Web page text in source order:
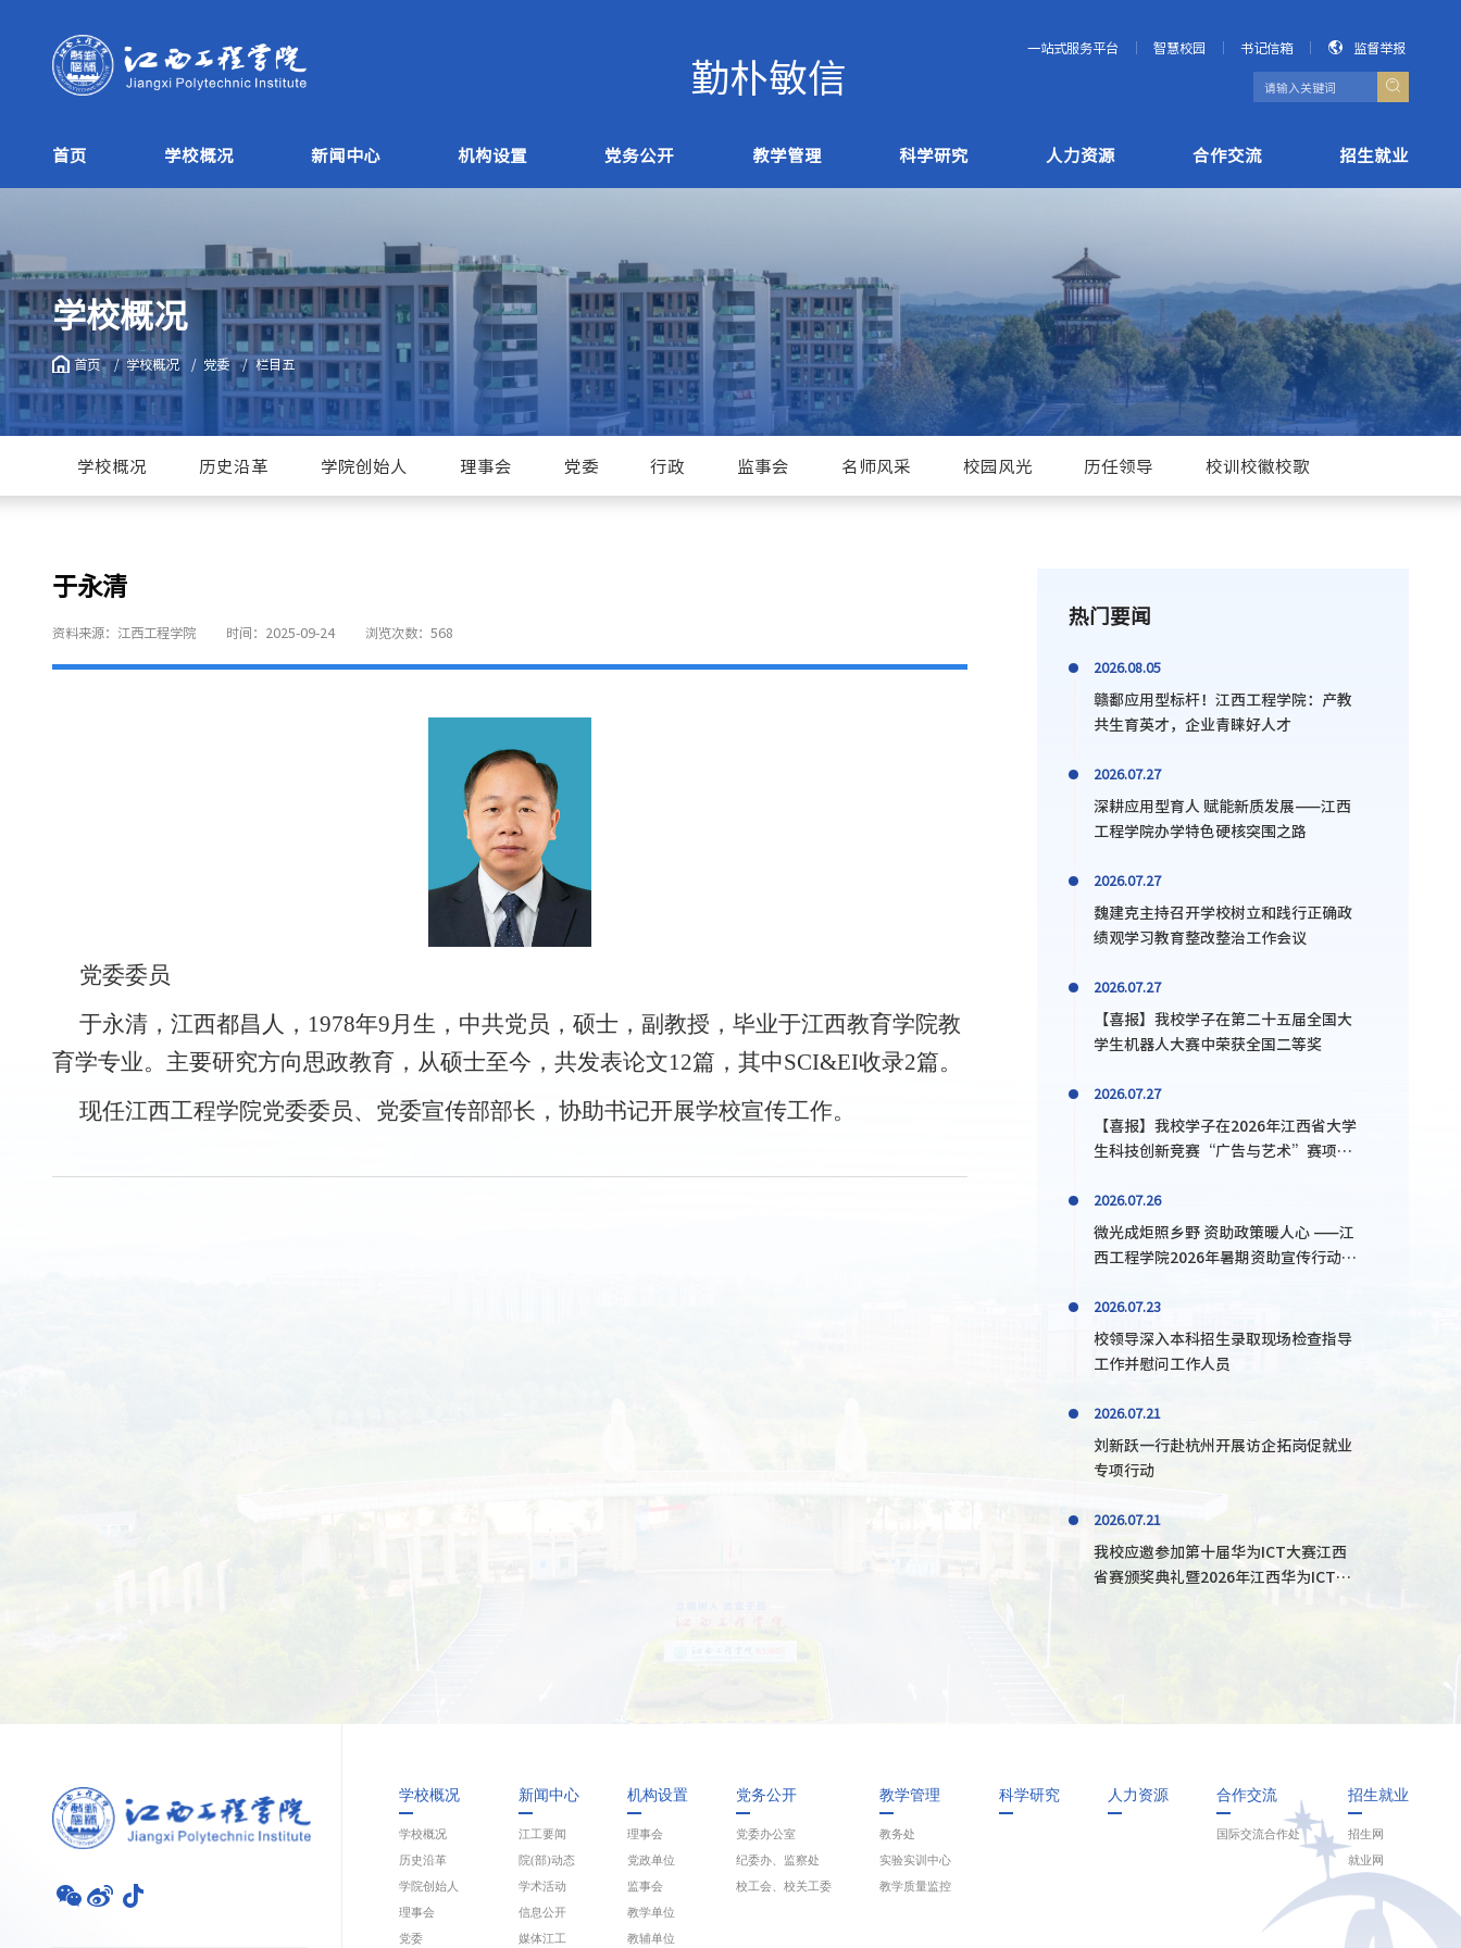
一站式服务平台 智慧校园 书记信箱 监督举报
首页 学校概况 新闻中心 机构设置 党务公开 教学管理 科学研究 人力资源 合作交流 招生就业
学校概况
首页 学校概况 党委 栏目五
学校概况 历史沿革 学院创始人 理事会 党委 行政 监事会 名师风采 校园风光 历任领导 校训校徽校歌
于永清
资料来源：江西工程学院 时间：2025-09-24 浏览次数： 568
党委委员
于永清， 江西都昌 人， 1978年9月生， 中共党员 ， 硕士， 副教授， 毕业于江西教育学院教
育学专业。主要研究方向思政教育 ，从硕士至今，共发表论文12篇，其中SCI&EI收录2篇。
现任江西工程学院党委委员、党委宣传部部长， 协助书记开展学校宣传工作。
热门要闻
2026.08.05
赣鄱应用型标杆！江西工程学院：产教
共生育英才，企业青睐好人才
2026.07.27
深耕应用型育人 赋能新质发展——江西
工程学院办学特色硬核突围之路
2026.07.27
魏建克主持召开学校树立和践行正确政
绩观学习教育整改整治工作会议
2026.07.27
【喜报】我校学子在第二十五届全国大
学生机器人大赛中荣获全国二等奖
2026.07.27
【喜报】我校学子在2026年江西省大学
生科技创新竞赛“广告与艺术”赛项暨
2026.07.26
微光成炬照乡野 资助政策暖人心 ——江
西工程学院2026年暑期资助宣传行动成
2026.07.23
校领导深入本科招生录取现场检查指导
工作并慰问工作人员
2026.07.21
刘新跃一行赴杭州开展访企拓岗促就业
专项行动
2026.07.21
我校应邀参加第十届华为ICT大赛江西
省赛颁奖典礼暨2026年江西华为ICT学
学校概况
学校概况
历史沿革
学院创始人
理事会
党委
新闻中心
江工要闻
院(部)动态
学术活动
信息公开
媒体江工
机构设置
理事会
党政单位
监事会
教学单位
教辅单位
党务公开
党委办公室
纪委办、监察处
校工会、校关工委
教学管理
教务处
实验实训中心
教学质量监控
科学研究 人力资源 合作交流
国际交流合作处
招生就业
招生网
就业网